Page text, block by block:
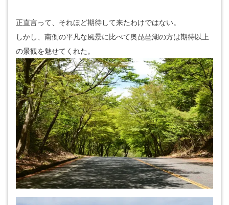
正直言って、それほど期待して来たわけではない。
しかし、南側の平凡な風景に比べて奥琵琶湖の方は期待以上
の景観を魅せてくれた。